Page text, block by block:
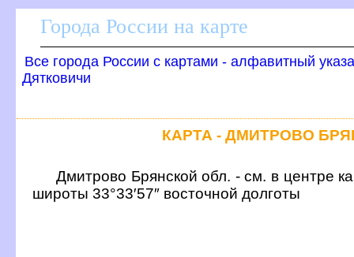
Города России на карте
се города России с картами - алфавитный
Дятковичи
КАРТА - ДМИТРОВО
Дмитрово Брянской обл. - см. в центре
широты 33°33′57″ восточной долготы